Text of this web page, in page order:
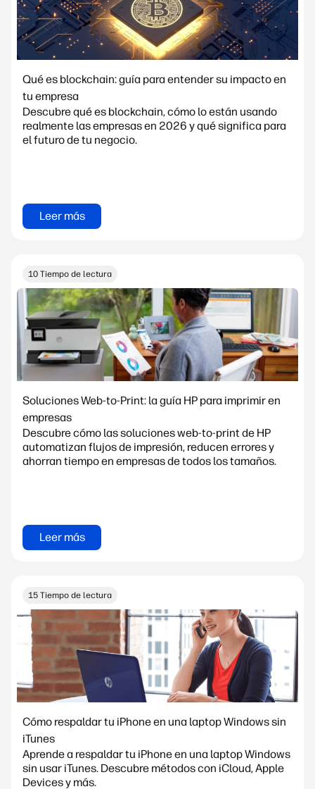
Qué es blockchain: guía para entender su impacto en
tu empresa
Descubre qué es blockchain, cómo lo están usando
realmente las empresas en 2026 y qué significa para
el futuro de tu negocio.
Leer más
10 Tiempo de lectura
Soluciones Web-to-Print: la guía HP para imprimir en
empresas
Descubre cómo las soluciones web-to-print de HP
automatizan flujos de impresión, reducen errores y
ahorran tiempo en empresas de todos los tamaños.
Leer más
15 Tiempo de lectura
Cómo respaldar tu iPhone en una laptop Windows sin
iTunes
Aprende a respaldar tu iPhone en una laptop Windows
sin usar iTunes. Descubre métodos con iCloud, Apple
Devices y más.